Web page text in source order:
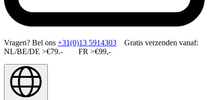
Vragen? Bel ons +31(0)13 5914303 Gratis verzenden vanaf:
NL/BE/DE >€79.- FR >€99,-